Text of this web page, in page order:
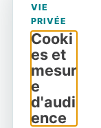
VIE
PRIVÉE
Cooki
es et
mesur
e
d'audi
ence